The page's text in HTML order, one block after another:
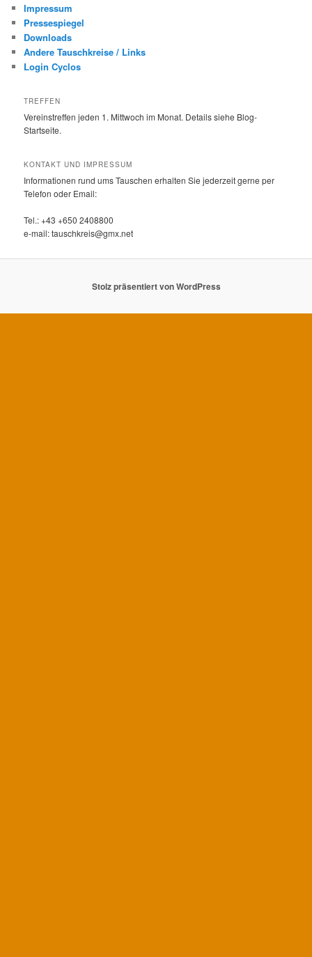
Impressum
Pressespiegel
Downloads
Andere Tauschkreise / Links
Login Cyclos
TREFFEN
Vereinstreffen jeden 1. Mittwoch im Monat. Details siehe Blog-
Startseite.
KONTAKT UND IMPRESSUM
Informationen rund ums Tauschen erhalten Sie jederzeit gerne per
Telefon oder Email:
Tel.: +43 +650 2408800
e-mail: tauschkreis@gmx.net
Stolz präsentiert von WordPress